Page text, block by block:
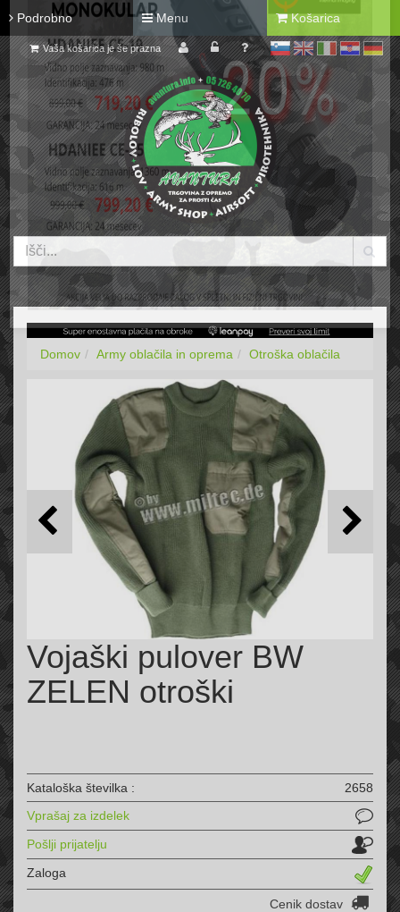
Podrobno Menu Košarica
sl en it hr de
Vaša košarica je še prazna
Domov Army oblačila in oprema Otroška oblačila
Vojaški pulover BW
ZELEN otroški
Kataloška številka :
2658
Vprašaj za izdelek
Pošlji prijatelju
Zaloga
Cenik dostav